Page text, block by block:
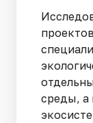
среды, а